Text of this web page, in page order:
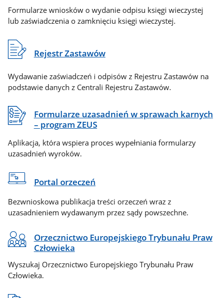
Formularze wniosków o wydanie odpisu księgi wieczystej
lub zaświadczenia o zamknięciu księgi wieczystej.
Rejestr Zastawów
Wydawanie zaświadczeń i odpisów z Rejestru Zastawów na
podstawie danych z Centrali Rejestru Zastawów.
Formularze uzasadnień w sprawach karnych
– program ZEUS
Aplikacja, która wspiera proces wypełniania formularzy
uzasadnień wyroków.
Portal orzeczeń
Bezwnioskowa publikacja treści orzeczeń wraz z
uzasadnieniem wydawanym przez sądy powszechne.
Orzecznictwo Europejskiego Trybunału Praw
Człowieka
Wyszukaj Orzecznictwo Europejskiego Trybunału Praw
Człowieka.